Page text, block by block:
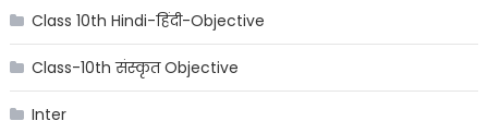
Class 10th Hindi-हिंदी-Objective
Class-10th संस्कृत Objective
Inter